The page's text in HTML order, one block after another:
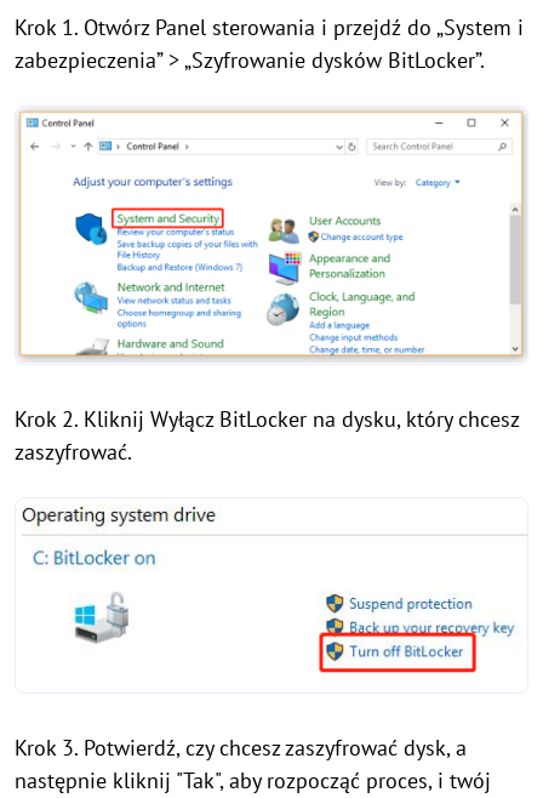
Krok 1. Otwórz Panel sterowania i przejdź do „System i
zabezpieczenia” > „Szyfrowanie dysków BitLocker”.
Krok 2. Kliknij Wyłącz BitLocker na dysku, który chcesz
zaszyfrować.
Krok 3. Potwierdź, czy chcesz zaszyfrować dysk, a
następnie kliknij "Tak", aby rozpocząć proces, i twój